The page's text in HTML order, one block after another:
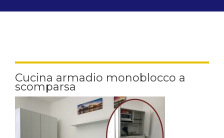
Cucina armadio monoblocco a
scomparsa